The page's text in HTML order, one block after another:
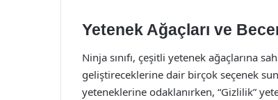
Yetenek Ağaçları ve
Ninja sınıfı, çeşitli yetenek ağaçlarına
geliştireceklerine dair birçok seçenek
yeteneklerine odaklanırken, “Gizlilik”